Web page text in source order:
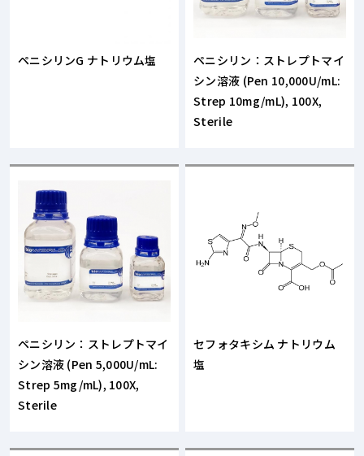
ペニシリンG ナトリウム塩
ペニシリン：ストレプトマイ
シン溶液 (Pen 10,000U/mL:
Strep 10mg/mL), 100X,
Sterile
ペニシリン：ストレプトマイ
シン溶液 (Pen 5,000U/mL:
Strep 5mg/mL), 100X,
Sterile
セフォタキシム ナトリウム
塩